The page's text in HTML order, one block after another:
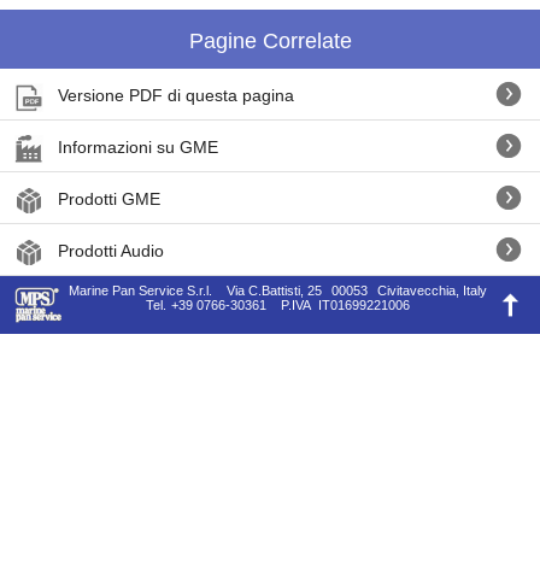
Pagine Correlate
Versione PDF di questa pagina
Informazioni su GME
Prodotti GME
Prodotti Audio
Marine Pan Service S.r.l. Via C.Battisti, 25 00053
Civitavecchia, Italy
Tel.
+39 0766-30361 P.IVA IT01699221006